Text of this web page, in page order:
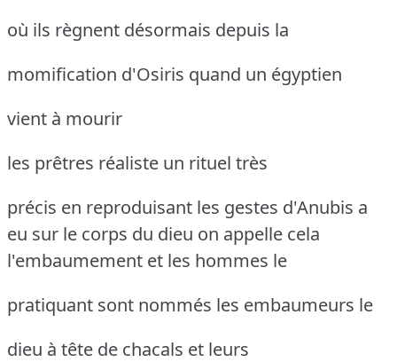
où ils règnent désormais depuis la
momification d'Osiris quand un égyptien
vient à mourir
les prêtres réaliste un rituel très
précis en reproduisant les gestes d'Anubis a
eu sur le corps du dieu on appelle cela
l'embaumement et les hommes le
pratiquant sont nommés les embaumeurs le
dieu à tête de chacals et leurs